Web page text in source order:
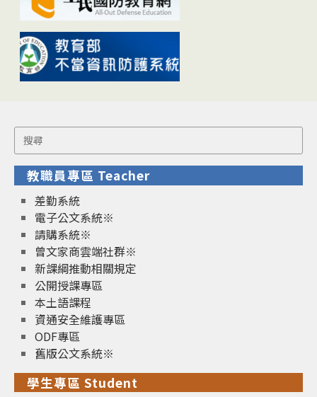
Search
for:
教職員專區 Teacher
差勤系統
電子公文系統※
請購系統※
曾文家商雲端社群※
新課綱推動相關規定
公開授課專區
本土語課程
資通安全維護專區
ODF專區
舊版公文系統※
學生專區 Student